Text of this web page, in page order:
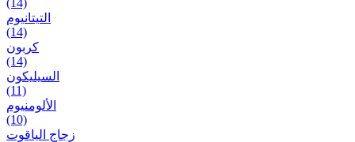
التيتانيوم
(14)
كربون
(14)
السيليكون
(11)
الألومنيوم
(10)
زجاج الياقوت